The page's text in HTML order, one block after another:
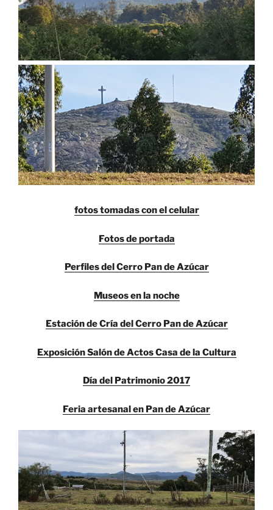
fotos tomadas con el celular
Fotos de portada
Perfiles del Cerro Pan de Azúcar
Museos en la noche
Estación de Cría del Cerro Pan de Azúcar
Exposición Salón de Actos Casa de la Cultura
Día del Patrimonio 2017
Feria artesanal en Pan de Azúcar